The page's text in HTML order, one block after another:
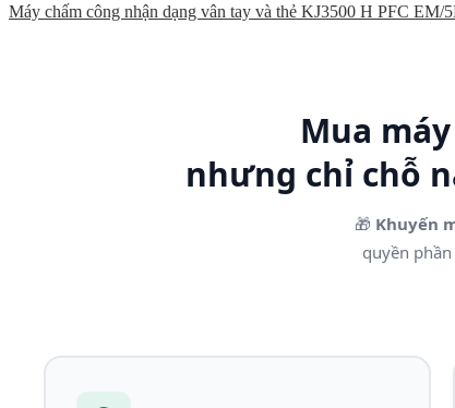
Máy chấm công nhận dạng vân tay và thẻ KJ3500 H PFC EM/
Mua
nhưng chỉ chỗ
🎁 Khuyến
quyền